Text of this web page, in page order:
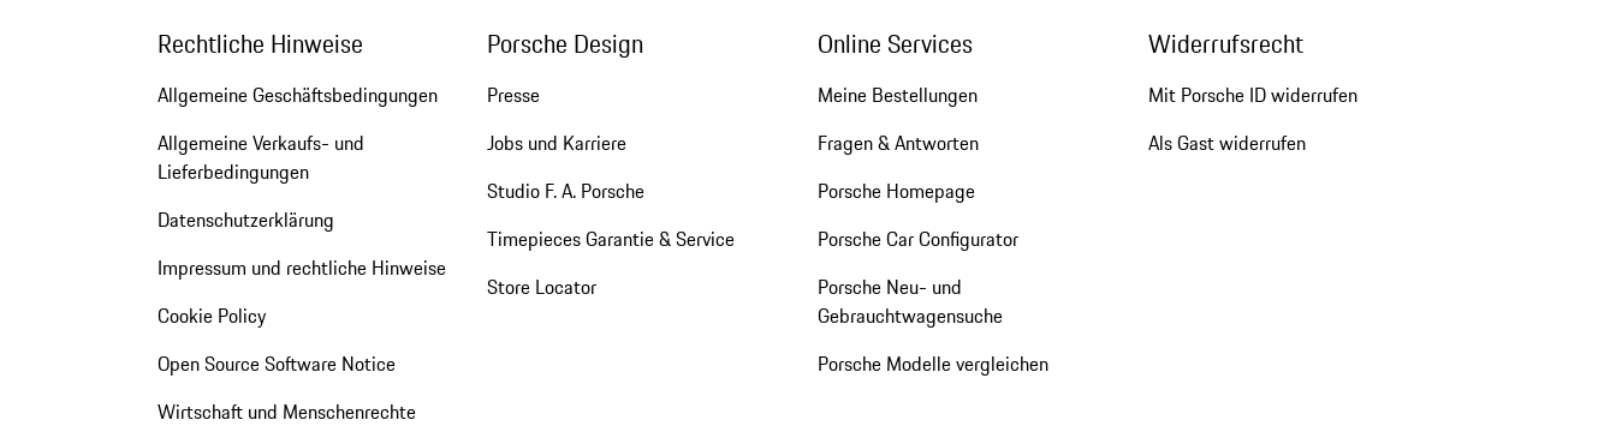
Rechtliche Hinweise
Allgemeine Geschäftsbedingungen
Allgemeine Verkaufs- und
Lieferbedingungen
Datenschutzerklärung
Impressum und rechtliche Hinweise
Cookie Policy
Open Source Software Notice
Wirtschaft und Menschenrechte
Porsche Design
Presse
Jobs und Karriere
Studio F. A. Porsche
Timepieces Garantie & Service
Store Locator
Online Services
Meine Bestellungen
Fragen & Antworten
Porsche Homepage
Porsche Car Configurator
Porsche Neu- und
Gebrauchtwagensuche
Porsche Modelle vergleichen
Widerrufsrecht
Mit Porsche ID widerrufen
Als Gast widerrufen